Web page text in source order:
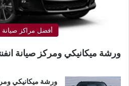
أفضل مراكز صيانة
ورشة ميكانيكي ومركز صيانة
ورشة ميكانيكي